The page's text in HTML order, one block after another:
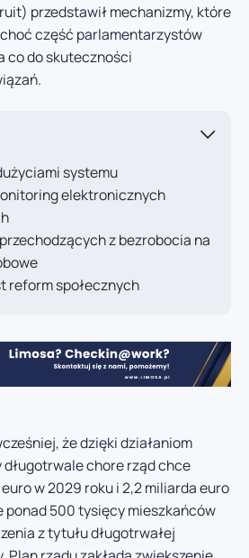
przedstawił mechanizmy, które
część parlamentarzystów
co do skuteczności
systemu
elektronicznych
z bezrobocia na
reform społecznych
że dzięki działaniom
chore rząd chce
w 2029 roku i 2,2 miliarda euro
ponad 500 tysięcy mieszkańców
z tytułu długotrwałej